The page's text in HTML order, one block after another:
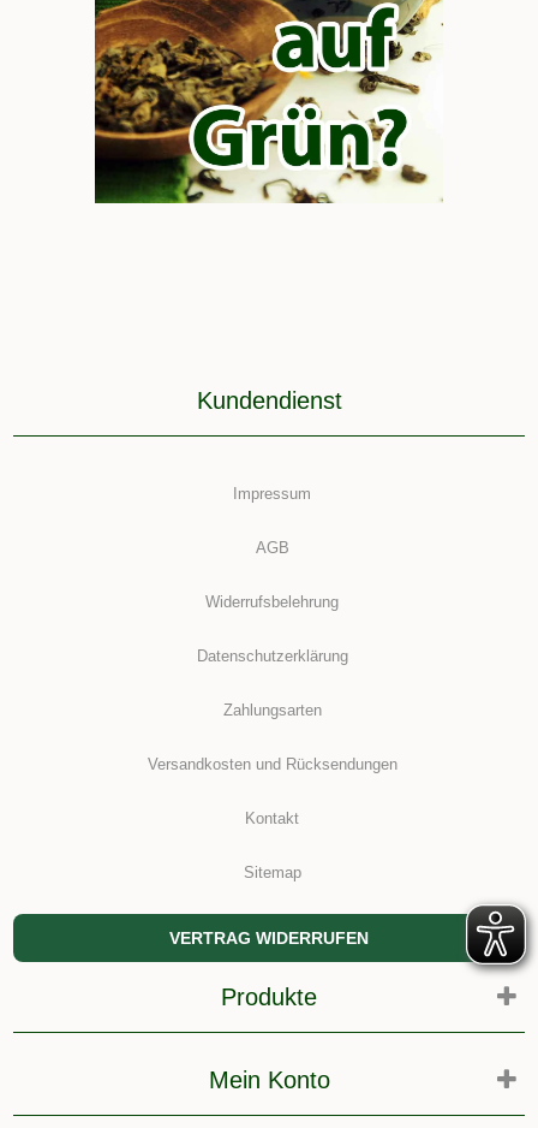
Kundendienst
Impressum
AGB
Widerrufsbelehrung
Datenschutzerklärung
Zahlungsarten
Versandkosten und Rücksendungen
Kontakt
Sitemap
VERTRAG WIDERRUFEN
Produkte
Mein Konto